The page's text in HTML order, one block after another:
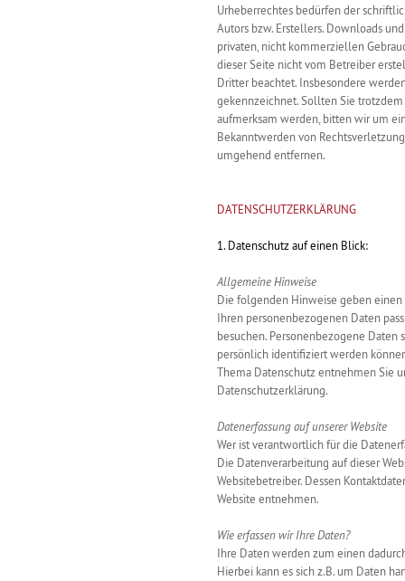
Urheberrechtes bedürfen der
Autors bzw. Erstellers. Downloads
privaten, nicht kommerziellen
dieser Seite nicht vom Betreiber
Dritter beachtet. Insbesondere
gekennzeichnet. Sollten Sie
aufmerksam werden, bitten wir um
Bekanntwerden von
umgehend entfernen.
DATENSCHUTZERKLÄRUNG
1. Datenschutz auf einen Blick:
Allgemeine Hinweise
Die folgenden Hinweise geben
Ihren personenbezogenen Daten
besuchen. Personenbezogene Daten
persönlich identifiziert werden
Thema Datenschutz entnehmen Sie
Datenschutzerklärung.
Datenerfassung auf unserer Website
Wer ist verantwortlich für die
Die Datenverarbeitung auf dieser
Websitebetreiber. Dessen
Website entnehmen.
Wie erfassen wir Ihre Daten?
Ihre Daten werden zum einen
Hierbei kann es sich z.B. um Daten